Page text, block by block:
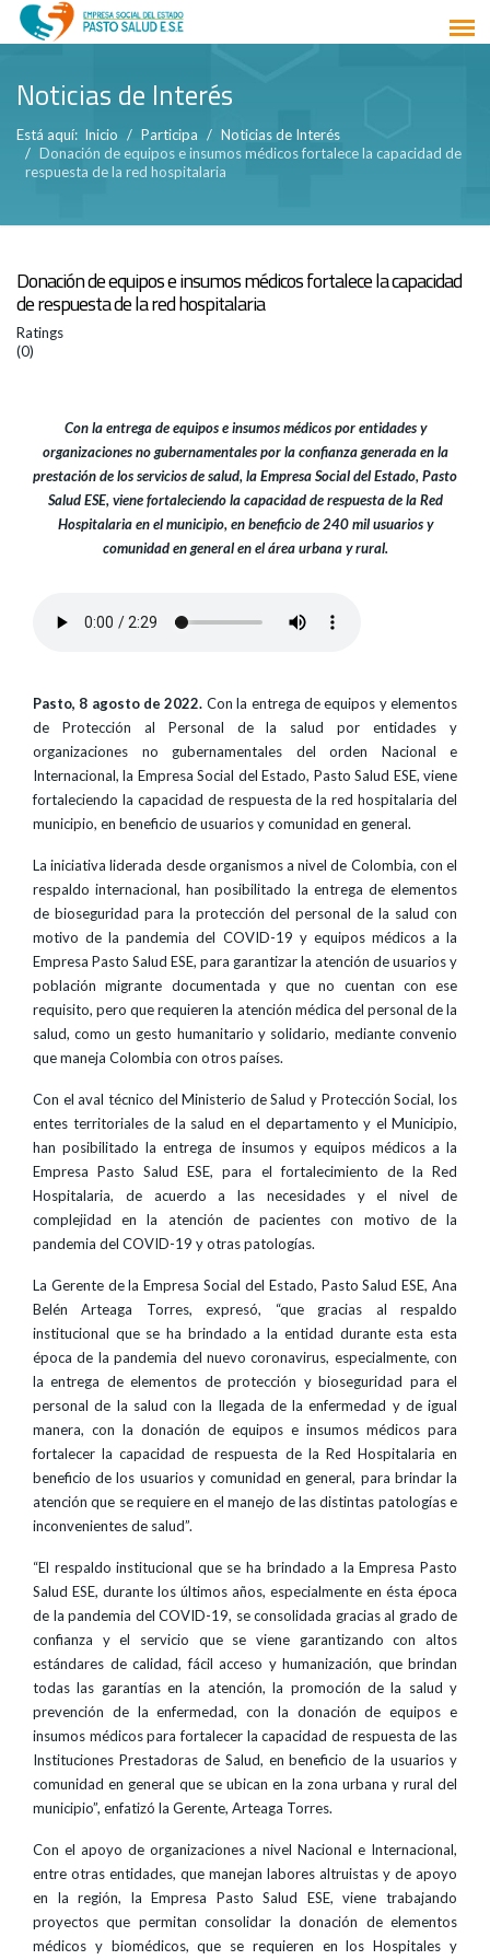
Noticias de Interés
Está aquí: Inicio Participa
Noticias de Interés
Donación de equipos e insumos médicos fortalece la capacidad de
respuesta de la red hospitalaria
Donación de equipos e insumos médicos fortalece la capacidad
de respuesta de la red hospitalaria
Ratings
(0)
Con la entrega de equipos e insumos médicos por entidades y
organizaciones no gubernamentales por la confianza generada en la
prestación de los servicios de salud, la Empresa Social del Estado, Pasto
Salud ESE, viene fortaleciendo la capacidad de respuesta de la Red
Hospitalaria en el municipio, en beneficio de 240 mil usuarios y
comunidad en general en el área urbana y rural.
Pasto, 8 agosto de 2022. Con la entrega de equipos y elementos
de Protección al Personal de la salud por entidades y
organizaciones no gubernamentales del orden Nacional e
Internacional, la Empresa Social del Estado, Pasto Salud ESE, viene
fortaleciendo la capacidad de respuesta de la red hospitalaria del
municipio, en beneficio de usuarios y comunidad en general.
La iniciativa liderada desde organismos a nivel de Colombia, con el
respaldo internacional, han posibilitado la entrega de elementos
de bioseguridad para la protección del personal de la salud con
motivo de la pandemia del COVID-19 y equipos médicos a la
Empresa Pasto Salud ESE, para garantizar la atención de usuarios y
población migrante documentada y que no cuentan con ese
requisito, pero que requieren la atención médica del personal de la
salud, como un gesto humanitario y solidario, mediante convenio
que maneja Colombia con otros países.
Con el aval técnico del Ministerio de Salud y Protección Social, los
entes territoriales de la salud en el departamento y el Municipio,
han posibilitado la entrega de insumos y equipos médicos a la
Empresa Pasto Salud ESE, para el fortalecimiento de la Red
Hospitalaria, de acuerdo a las necesidades y el nivel de
complejidad en la atención de pacientes con motivo de la
pandemia del COVID-19 y otras patologías.
La Gerente de la Empresa Social del Estado, Pasto Salud ESE, Ana
Belén Arteaga Torres, expresó, “que gracias al respaldo
institucional que se ha brindado a la entidad durante esta esta
época de la pandemia del nuevo coronavirus, especialmente, con
la entrega de elementos de protección y bioseguridad para el
personal de la salud con la llegada de la enfermedad y de igual
manera, con la donación de equipos e insumos médicos para
fortalecer la capacidad de respuesta de la Red Hospitalaria en
beneficio de los usuarios y comunidad en general, para brindar la
atención que se requiere en el manejo de las distintas patologías e
inconvenientes de salud”.
“El respaldo institucional que se ha brindado a la Empresa Pasto
Salud ESE, durante los últimos años, especialmente en ésta época
de la pandemia del COVID-19, se consolidada gracias al grado de
confianza y el servicio que se viene garantizando con altos
estándares de calidad, fácil acceso y humanización, que brindan
todas las garantías en la atención, la promoción de la salud y
prevención de la enfermedad, con la donación de equipos e
insumos médicos para fortalecer la capacidad de respuesta de las
Instituciones Prestadoras de Salud, en beneficio de la usuarios y
comunidad en general que se ubican en la zona urbana y rural del
municipio”, enfatizó la Gerente, Arteaga Torres.
Con el apoyo de organizaciones a nivel Nacional e Internacional,
entre otras entidades, que manejan labores altruistas y de apoyo
en la región, la Empresa Pasto Salud ESE, viene trabajando
proyectos que permitan consolidar la donación de elementos
médicos y biomédicos, que se requieren en los Hospitales y